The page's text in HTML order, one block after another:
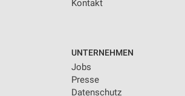
Kontakt
UNTERNEHMEN
Jobs
Presse
Datenschutz